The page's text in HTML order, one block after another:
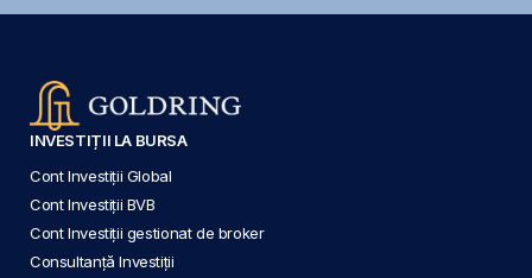
INVESTIȚII LA BURSA
Cont Investiții Global
Cont Investiții BVB
Cont Investiții gestionat de broker
Consultanță Investiții